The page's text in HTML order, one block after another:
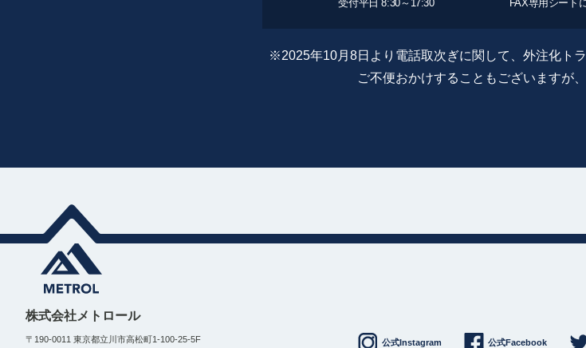
受付平日 8:30～17:30 FAX専用シート
※2025年10月8日より電話取次ぎに関して、外注化ト
ご不便おかけすることもございますが
株式会社メトロール
〒190-0011 東京都立川市高松町1-100-25-5F
公式Instagram 公式Facebook